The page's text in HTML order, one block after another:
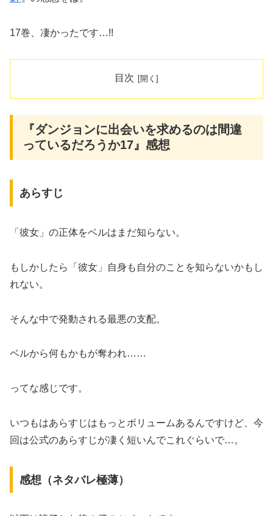
17巻、凄かったです…!!
目次
『ダンジョンに出会いを求めるのは間違
っているだろうか17』感想
あらすじ
「彼女」の正体をベルはまだ知らない。
もしかしたら「彼女」自身も自分のことを知らないかもし
れない。
そんな中で発動される最悪の支配。
ベルから何もかもが奪われ……
ってな感じです。
いつもはあらすじはもっとボリュームあるんですけど、今
回は公式のあらすじが凄く短いんでこれぐらいで…。
感想（ネタバレ極薄）